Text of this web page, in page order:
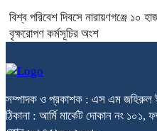
বিশ্ব পরিবেশ দিবসে নারায়ণগঞ্জে ১০
বৃক্ষরোপণ কর্মসূচির অংশ
সম্পাদক ও প্রকাশক : এস এম জহিরুল
ঠিকানা : আর্মি মার্কেট দোকান নং ১০১,